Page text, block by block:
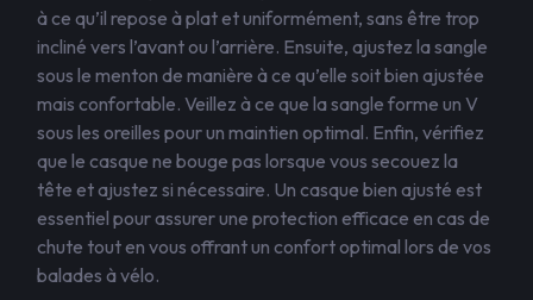
à ce qu’il repose à plat et uniformément, sans être trop
incliné vers l’avant ou l’arrière. Ensuite, ajustez la sangle
sous le menton de manière à ce qu’elle soit bien ajustée
mais confortable. Veillez à ce que la sangle forme un V
sous les oreilles pour un maintien optimal. Enfin, vérifiez
que le casque ne bouge pas lorsque vous secouez la
tête et ajustez si nécessaire. Un casque bien ajusté est
essentiel pour assurer une protection efficace en cas de
chute tout en vous offrant un confort optimal lors de vos
balades à vélo.